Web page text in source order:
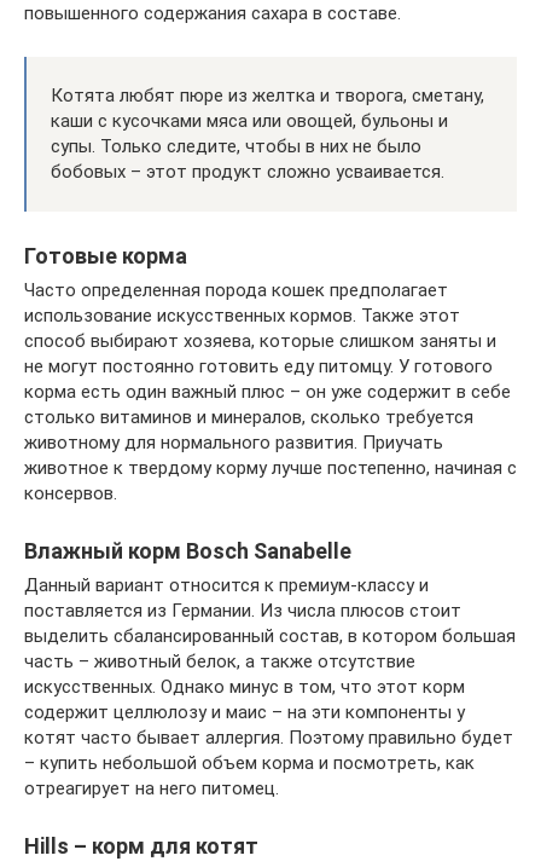
повышенного содержания сахара в составе.
Котята любят пюре из желтка и творога, сметану,
каши с кусочками мяса или овощей, бульоны и
супы. Только следите, чтобы в них не было
бобовых – этот продукт сложно усваивается.
Готовые корма
Часто определенная порода кошек предполагает
использование искусственных кормов. Также этот
способ выбирают хозяева, которые слишком заняты и
не могут постоянно готовить еду питомцу. У готового
корма есть один важный плюс – он уже содержит в себе
столько витаминов и минералов, сколько требуется
животному для нормального развития. Приучать
животное к твердому корму лучше постепенно, начиная с
консервов.
Влажный корм Bosch Sanabelle
Данный вариант относится к премиум-классу и
поставляется из Германии. Из числа плюсов стоит
выделить сбалансированный состав, в котором большая
часть – животный белок, а также отсутствие
искусственных. Однако минус в том, что этот корм
содержит целлюлозу и маис – на эти компоненты у
котят часто бывает аллергия. Поэтому правильно будет
– купить небольшой объем корма и посмотреть, как
отреагирует на него питомец.
Hills – корм для котят